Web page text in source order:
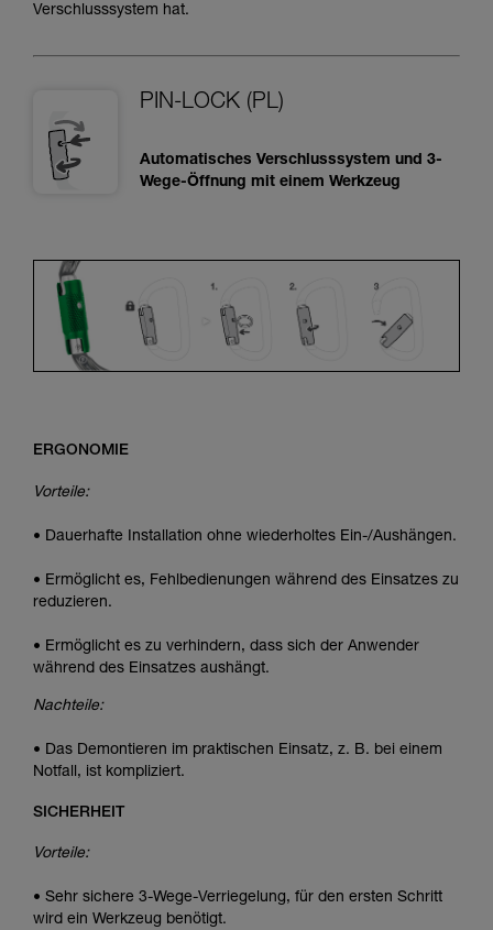
Verschlusssystem hat.
PIN-LOCK (PL)
Automatisches Verschlusssystem und 3-
Wege-Öffnung mit einem Werkzeug
ERGONOMIE
Vorteile:
• Dauerhafte Installation ohne wiederholtes Ein-/Aushängen.
• Ermöglicht es, Fehlbedienungen während des Einsatzes zu
reduzieren.
• Ermöglicht es zu verhindern, dass sich der Anwender
während des Einsatzes aushängt.
Nachteile:
• Das Demontieren im praktischen Einsatz, z. B. bei einem
Notfall, ist kompliziert.
SICHERHEIT
Vorteile:
• Sehr sichere 3-Wege-Verriegelung, für den ersten Schritt
wird ein Werkzeug benötigt.